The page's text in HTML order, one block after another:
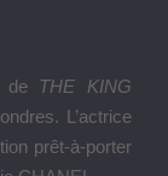
de THE KING
L’actrice
prêt-à-porter